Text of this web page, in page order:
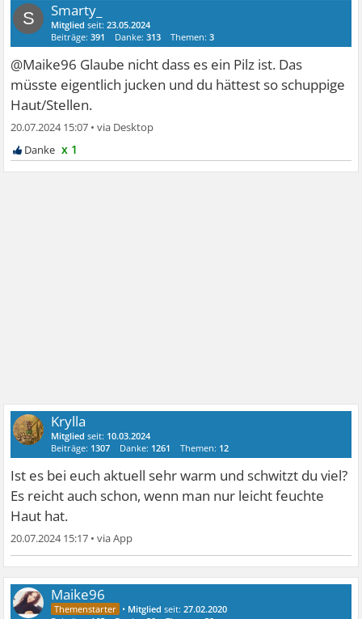
S Smarty_
Mitglied seit:23.05.2024
Beiträge:391 Danke:313 Themen:3
@Maike96 Glaube nicht dass es ein Pilz ist. Das
müsste eigentlich jucken und du hättest so schuppige
Haut/Stellen.
20.07.2024 15:07 •
x 1
Krylla
Mitglied seit: 10.03.2024
Beiträge: 1307 Danke: 1261 Themen: 12
Ist es bei euch aktuell sehr warm und schwitzt du viel?
Es reicht auch schon, wenn man nur leicht feuchte
Haut hat.
20.07.2024 15:17 •
Maike96
• Mitglied seit:27.02.2020